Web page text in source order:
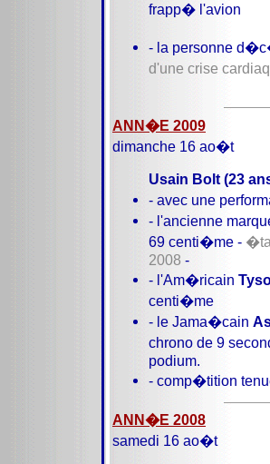
frapp� l'avion
- la personne
d'une crise
ANN�E 2009
dimanche 16 ao�t
Usain Bolt (23
- avec une
- l'ancienne
69 centi�me -
2008 -
- l'Am�ricain
centi�me
- le Jama�cain
chrono de 9
podium.
- comp�tition
ANN�E 2008
samedi 16 ao�t